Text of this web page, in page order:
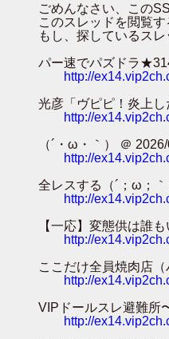
ごめんなさい、この
このスレッドを閲覧
もし、探しているス
パー速でパズドラ
http://
光彦「ヴピピ！炎上
http://
（´・ω・｀） ＠
http://
全レスする（´；ω；
http://
【一応】変態供は誰
http://
ここだけ全員焼肉店
http://
VIPドールスレ避難所
http://